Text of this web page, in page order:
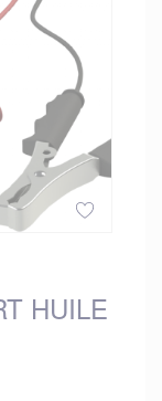
HUILE